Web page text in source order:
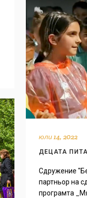
юли 14, 2022
ДЕЦАТА
Сдружение
партньор на
програмта